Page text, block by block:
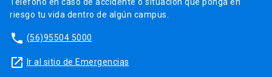
Teléfono en caso de accidente o situación que ponga en
riesgo tu vida dentro de algún campus.
phone (56)95504 5000
launch Ir al sitio de Emergencias